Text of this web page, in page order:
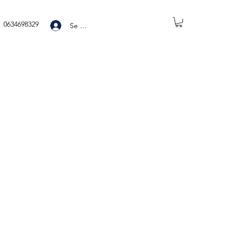
0634698329 Se connecter